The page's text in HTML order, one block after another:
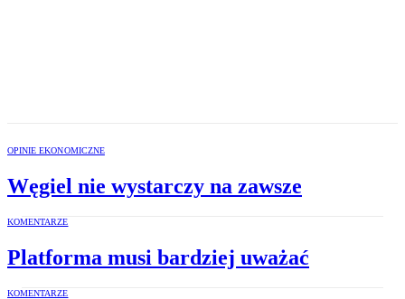
OPINIE EKONOMICZNE
Węgiel nie wystarczy na zawsze
KOMENTARZE
Platforma musi bardziej uważać
KOMENTARZE